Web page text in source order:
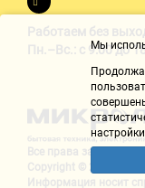
Работаем без
Пн.–Вс.: с 9:00 до
Все права защищены
Copyright © 2002-2026
Информация носит
Мы